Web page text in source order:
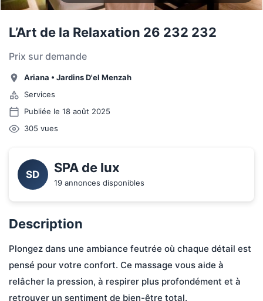
L’Art de la Relaxation 26 232 232
Prix sur demande
Ariana • Jardins D'el Menzah
Services
Publiée le 18 août 2025
305 vues
SD SPA de lux
19 annonces disponibles
Description
Plongez dans une ambiance feutrée où chaque détail est
pensé pour votre confort. Ce massage vous aide à
relâcher la pression, à respirer plus profondément et à
retrouver un sentiment de bien-être total.